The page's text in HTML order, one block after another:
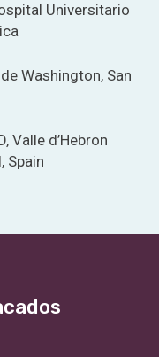
Universitario
Washington, San
Valle d’Hebron
​​Spain